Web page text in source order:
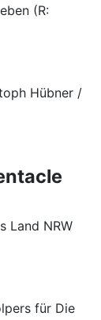
(R:
Hübner /
Land NRW
für Die